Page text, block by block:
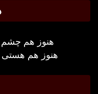
هنوز هم چشم
هنوز هم هستی